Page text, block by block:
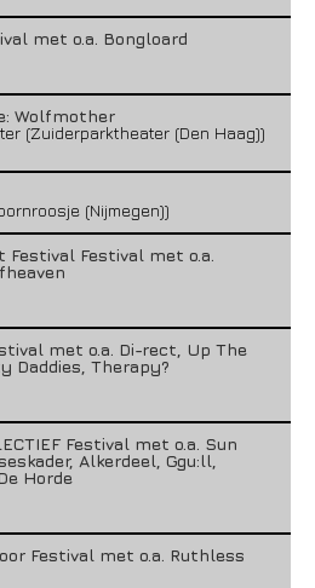
met o.a. Bongloard
Wolfmother
(Zuiderparktheater (Den Haag))
(Nijmegen))
Festival Festival met o.a.
met o.a. Di-rect, Up The
Daddies, Therapy?
Festival met o.a. Sun
Alkerdeel, Ggu:ll,
Horde
Festival met o.a. Ruthless